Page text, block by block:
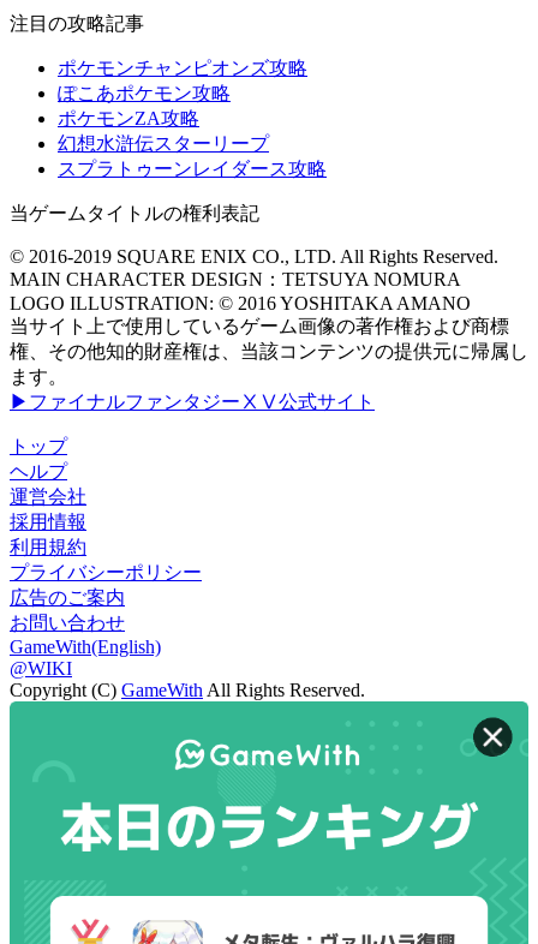
注目の攻略記事
ポケモンチャンピオンズ攻略
ぽこあポケモン攻略
ポケモンZA攻略
幻想水滸伝スターリープ
スプラトゥーンレイダース攻略
当ゲームタイトルの権利表記
© 2016-2019 SQUARE ENIX CO., LTD. All Rights Reserved.
MAIN CHARACTER DESIGN：TETSUYA NOMURA
LOGO ILLUSTRATION: © 2016 YOSHITAKA AMANO
当サイト上で使用しているゲーム画像の著作権および商標
権、その他知的財産権は、当該コンテンツの提供元に帰属し
ます。
▶ファイナルファンタジーⅩⅤ公式サイト
トップ
ヘルプ
運営会社
採用情報
利用規約
プライバシーポリシー
広告のご案内
お問い合わせ
GameWith(English)
@WIKI
Copyright (C) GameWith All Rights Reserved.